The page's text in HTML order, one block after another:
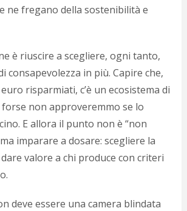
ne fregano della sostenibilità e
è riuscire a scegliere, ogni tanto,
consapevolezza in più. Capire che,
risparmiati, c’è un ecosistema di
non approveremmo se lo
E allora il punto non è “non
imparare a dosare: scegliere la
valore a chi produce con criteri
deve essere una camera blindata